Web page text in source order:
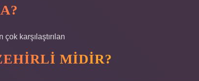
karşılaştırılan
MIDIR?